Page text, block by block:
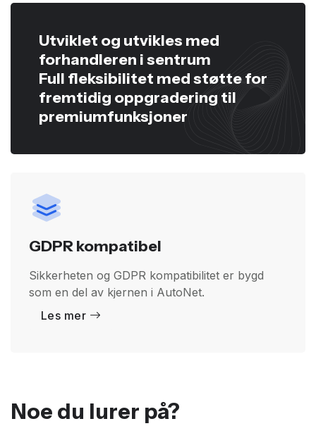
Utviklet og utvikles med
forhandleren i sentrum
Full fleksibilitet med støtte for
fremtidig oppgradering til
premiumfunksjoner
GDPR kompatibel
Sikkerheten og GDPR kompatibilitet er bygd
som en del av kjernen i AutoNet.
Les mer
Noe du lurer på?